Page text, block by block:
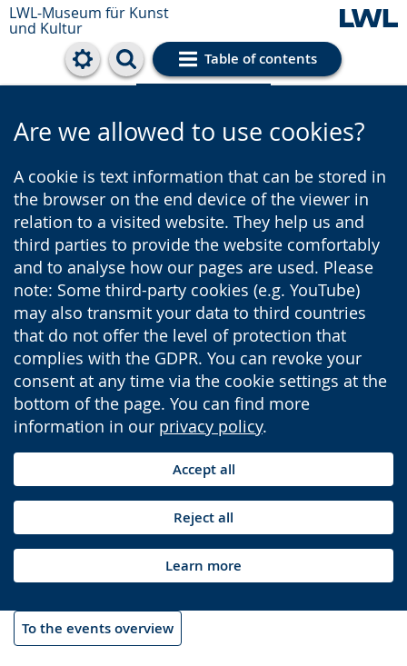
LWL-Museum für Kunst
und Kultur
Table of contents
Cookie settings
Are we allowed to use cookies?
A cookie is text information that can be stored in
the browser on the end device of the viewer in
relation to a visited website. They help us and
third parties to provide the website comfortably
and to analyse how our pages are used. Please
note: Some third-party cookies (e.g. YouTube)
may also transmit your data to third countries
that do not offer the level of protection that
complies with the GDPR. You can revoke your
consent at any time via the cookie settings at the
bottom of the page. You can find more
information in our privacy policy.
Accept all
Reject all
Learn more
To the events overview